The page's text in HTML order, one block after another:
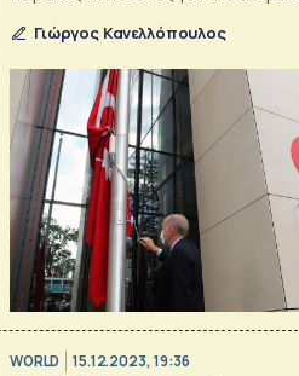
Γιώργος Κανελλόπουλος
WORLD 15.12.2023, 19:36